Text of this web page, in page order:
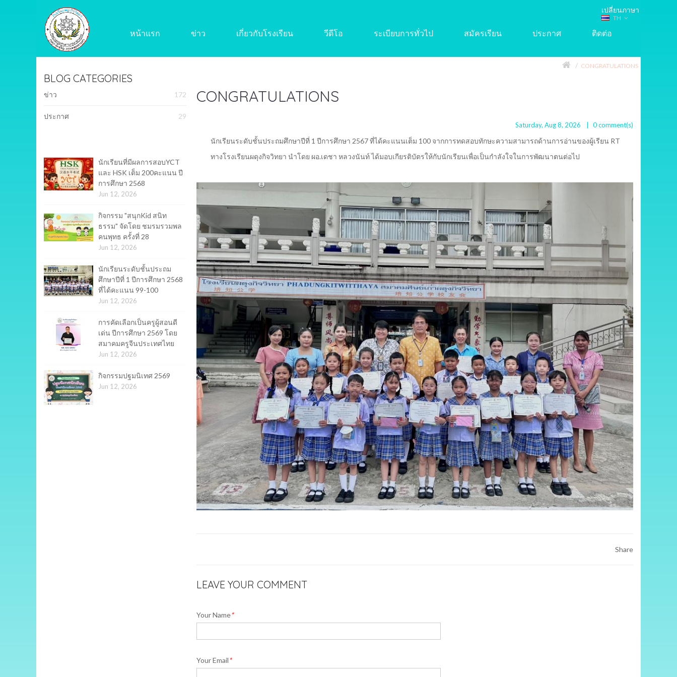
TH
หน้าแรก ข่าว เกี่ยวกับโรงเรียน วีดีโอ ระเบียบการทั่วไป สมัครเรียน ประกาศ ติดต่อ
CONGRATULATIONS
BLOG CATEGORIES
ข่าว 172
ประกาศ 29
นักเรียนที่มีผลการสอบYCT
และ HSK เต็ม 200คะแนน ปี
การศึกษา 2568
Jun 12, 2026
กิจกรรม "สนุกKid สนิท
ธรรม" จัดโดย ชมรมรวมพล
คนพุทธ ครั้งที่ 28
Jun 12, 2026
นักเรียนระดับชั้นประถม
ศึกษาปีที่ 1 ปีการศึกษา 2568
ที่ได้คะแนน 99-100
Jun 12, 2026
การคัดเลือกเป็นครูผู้สอนดี
เด่น ปีการศึกษา 2569 โดย
สมาคมครูจีนประเทศไทย
Jun 12, 2026
กิจกรรมปฐมนิเทศ 2569
Jun 12, 2026
CONGRATULATIONS
Saturday, Aug 8, 2026 0comment(s)
นักเรียนระดับชั้นประถมศึกษาปีที่ 1 ปีการศึกษา 2567 ที่ได้คะแนนเต็ม 100 จากการทดสอบทักษะความสามารถด้านการอ่านของผู้เรียน RT
ทางโรงเรียนผดุงกิจวิทยา นำโดย ผอ.เดชา หลวงนันท์ ได้มอบเกียรติบัตรให้กับนักเรียนเพื่อเป็นกำลังใจในการพัฒนาตนต่อไป
Share
LEAVE YOUR COMMENT
Your Name*
Your Email*